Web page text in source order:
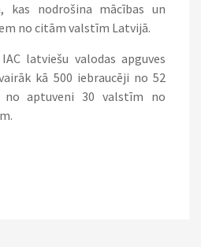
kas nodrošina mācības un
no citām valstīm Latvijā.
latviešu valodas apguves
kā 500 iebraucēji no 52
aptuveni 30 valstīm no